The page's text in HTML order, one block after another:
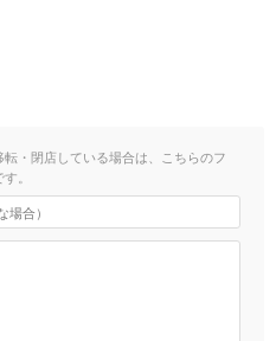
・閉店している場合は、こちらのフ
。